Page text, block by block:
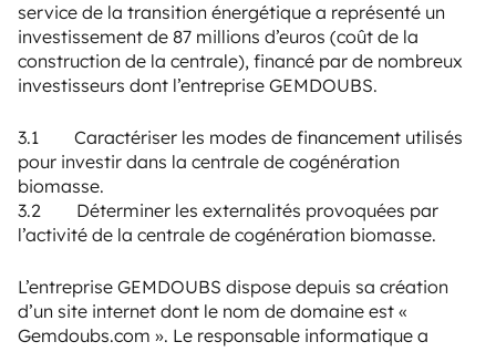
service de la transition énergétique a représenté un
investissement de 87 millions d’euros (coût de la
construction de la centrale), financé par de nombreux
investisseurs dont l’entreprise GEMDOUBS.
3.1 Caractériser les modes de financement utilisés
pour investir dans la centrale de cogénération
biomasse.
3.2 Déterminer les externalités provoquées par
l’activité de la centrale de cogénération biomasse.
L’entreprise GEMDOUBS dispose depuis sa création
d’un site internet dont le nom de domaine est «
Gemdoubs.com ». Le responsable informatique a